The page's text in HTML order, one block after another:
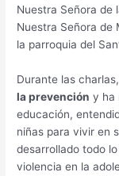
Nuestra Señora de
Nuestra Señora de
la parroquia del
Durante las
la prevención y ha
educación,
niñas para vivir en
desarrollado todo
violencia en la